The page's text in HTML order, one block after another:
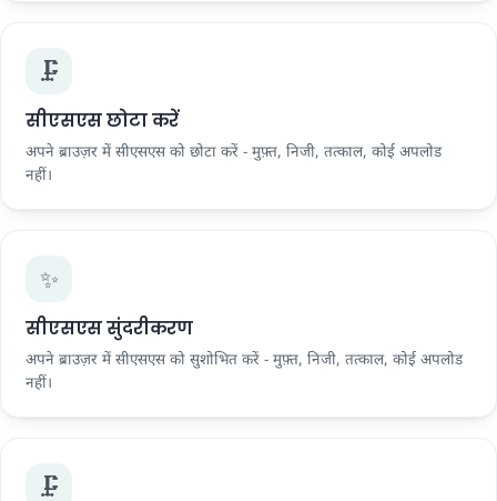
🗜️
सीएसएस छोटा करें
अपने ब्राउज़र में सीएसएस को छोटा करें - मुफ़्त, निजी, तत्काल, कोई अपलोड
नहीं।
✨
सीएसएस सुंदरीकरण
अपने ब्राउज़र में सीएसएस को सुशोभित करें - मुफ़्त, निजी, तत्काल, कोई अपलोड
नहीं।
🗜️